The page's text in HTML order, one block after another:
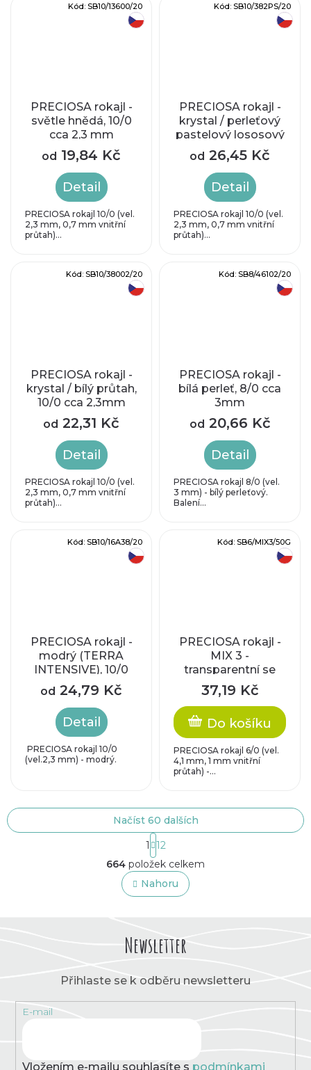
PRECIOSA rokajl -
světle hnědá, 10/0
cca 2,3 mm
od 19,84 Kč
Detail
PRECIOSA rokajl 10/0 (vel.
2,3 mm, 0,7 mm vnitřní
průtah)...
Kód: SB10/13600/20
PRECIOSA rokajl -
krystal / perleťový
pastelový lososový
průtah, 10/0 cca
2,3mm
od 26,45 Kč
Detail
PRECIOSA rokajl 10/0 (vel.
2,3 mm, 0,7 mm vnitřní
průtah)...
Kód: SB10/382PS/20
PRECIOSA rokajl -
krystal / bílý průtah,
10/0 cca 2,3mm
od 22,31 Kč
Detail
PRECIOSA rokajl 10/0 (vel.
2,3 mm, 0,7 mm vnitřní
průtah)...
Kód: SB10/38002/20
PRECIOSA rokajl -
bílá perleť, 8/0 cca
3mm
od 20,66 Kč
Detail
PRECIOSA rokajl 8/0 (vel.
3 mm) - bílý perleťový.
Balení...
Kód: SB8/46102/20
PRECIOSA rokajl -
modrý (TERRA
INTENSIVE), 10/0
cca 2,3mm
od 24,79 Kč
Detail
PRECIOSA rokajl 10/0
(vel.2,3 mm) - modrý.
Kód: SB10/16A38/20
PRECIOSA rokajl -
MIX 3 -
transparentní se
stříbrným
průtahem, 6/0 cca
37,19 Kč
Do košíku
PRECIOSA rokajl 6/0 (vel.
4,1 mm, 1 mm vnitřní
průtah) -...
Kód: SB6/MIX3/50G
O
v
l
á
c
í
r
k
Načíst 60 dalších
S
t
r
á
n
k
n
í
1
12
664 položek celkem
Nahoru
Newsletter
Přihlaste se k odběru newsletteru
E-mail
Vložením e-mailu souhlasíte s podmínkami